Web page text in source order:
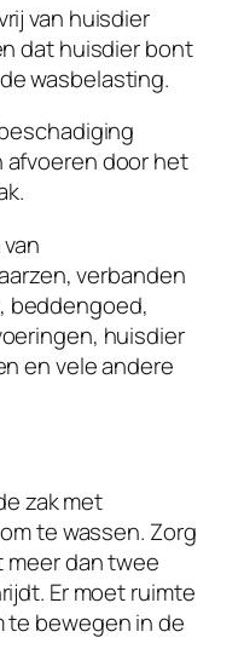
van huisdier
dat huisdier bont
wasbelasting.
afvoeren door het
verbanden
beddengoed,
huisdier
en vele andere
zak met
te wassen. Zorg
dan twee
Er moet ruimte
te bewegen in de